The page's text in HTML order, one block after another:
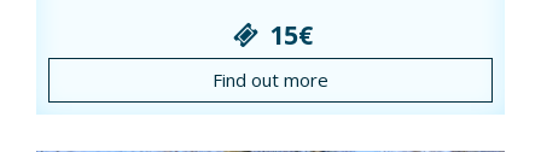
15€
Find out more